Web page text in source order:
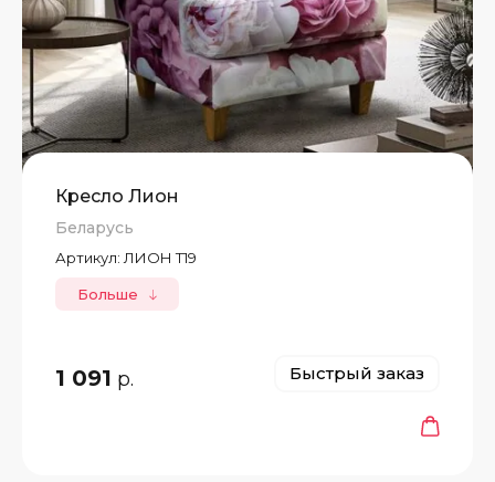
Кресло Лион
Беларусь
Артикул: ЛИОН Т19
Больше
1 091 р. Быстрый заказ